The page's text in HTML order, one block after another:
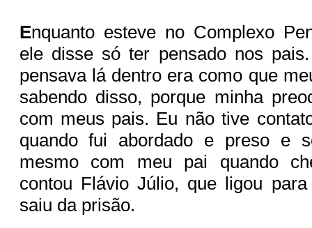
Enquanto esteve no Complexo
ele disse só ter pensado nos
pensava lá dentro era como que
sabendo disso, porque minha
com meus pais. Eu não tive
quando fui abordado e preso e
mesmo com meu pai quando
contou Flávio Júlio, que ligou
saiu da prisão.